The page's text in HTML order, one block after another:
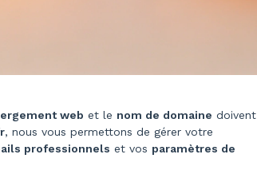
web et le nom de domaine doivent
, nous vous permettons de gérer votre
professionnels et vos paramètres de